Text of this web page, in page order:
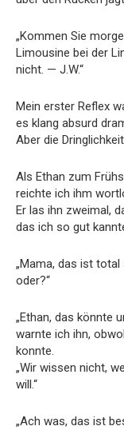
„Kommen Sie
Limousine bei der
nicht. — J.W.“
Mein erster Reflex
es klang absurd
Aber die
Als Ethan zum
reichte ich ihm
Er las ihn zweimal,
das ich so gut
„Mama, das ist
oder?“
„Ethan, das könnte
warnte ich ihn,
konnte.
„Wir wissen nicht,
will.“
„Ach was, das ist